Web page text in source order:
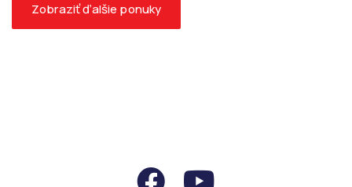
Zobraziť ďalšie ponuky